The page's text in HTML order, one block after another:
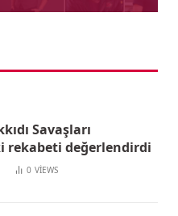
Savaşları
rekabeti değerlendirdi
0 VIEWS